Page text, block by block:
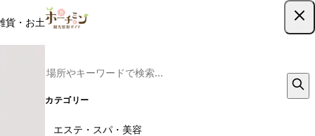
貨・お土産レストラン
カテゴリー
エステ・スパ・美容